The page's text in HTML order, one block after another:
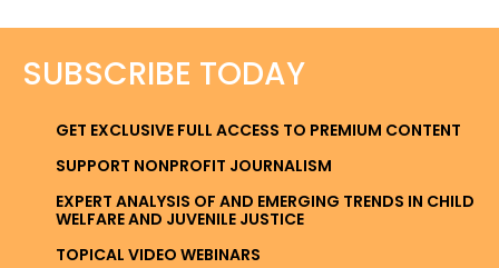
SUBSCRIBE TODAY
GET EXCLUSIVE FULL ACCESS TO PREMIUM CONTENT
SUPPORT NONPROFIT JOURNALISM
EXPERT ANALYSIS OF AND EMERGING TRENDS IN CHILD
WELFARE AND JUVENILE JUSTICE
TOPICAL VIDEO WEBINARS